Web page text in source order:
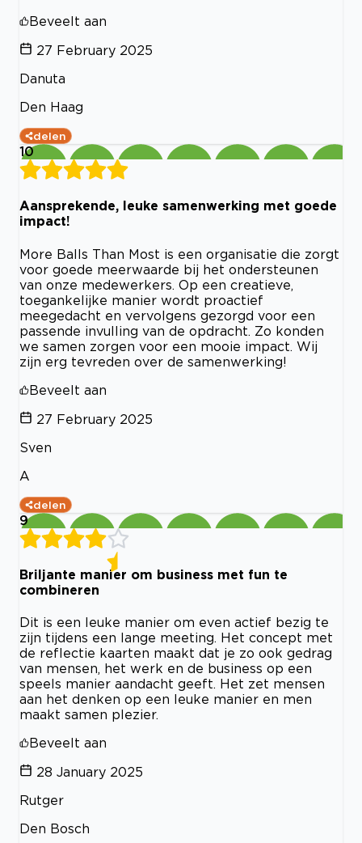
Beveelt aan
27 February 2025
Danuta
Den Haag
delen
10
Aansprekende, leuke samenwerking met goede
impact!
More Balls Than Most is een organisatie die zorgt
voor goede meerwaarde bij het ondersteunen
van onze medewerkers. Op een creatieve,
toegankelijke manier wordt proactief
meegedacht en vervolgens gezorgd voor een
passende invulling van de opdracht. Zo konden
we samen zorgen voor een mooie impact. Wij
zijn erg tevreden over de samenwerking!
Beveelt aan
27 February 2025
Sven
A
delen
9
Briljante manier om business met fun te
combineren
Dit is een leuke manier om even actief bezig te
zijn tijdens een lange meeting. Het concept met
de reflectie kaarten maakt dat je zo ook gedrag
van mensen, het werk en de business op een
speels manier aandacht geeft. Het zet mensen
aan het denken op een leuke manier en men
maakt samen plezier.
Beveelt aan
28 January 2025
Rutger
Den Bosch